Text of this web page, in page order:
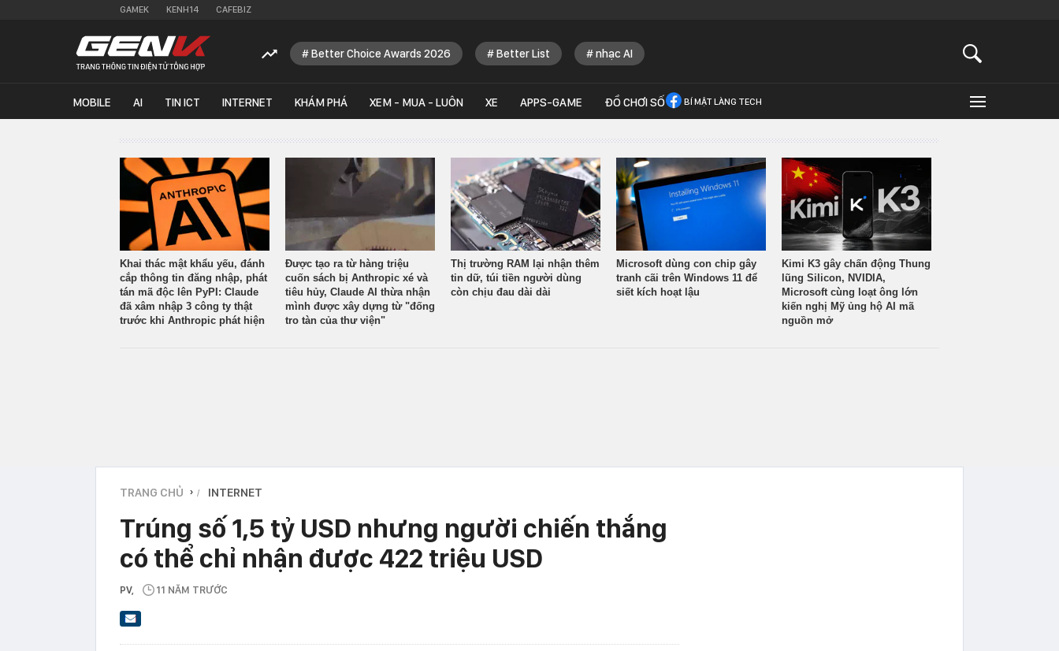
GAMEK KENH14 CAFEBIZ
Better Choice Awards 2026 Better List nhạc AI
MOBILE AI TIN ICT INTERNET KHÁM PHÁ XEM - MUA - LUÔN XE APPS-GAME ĐỒ CHƠI SỐ BÍ MẬT LÀNG TECH
Khai thác mật khẩu yếu, đánh
cắp thông tin đăng nhập, phát
tán mã độc lên PyPI: Claude
đã xâm nhập 3 công ty thật
trước khi Anthropic phát hiện
Được tạo ra từ hàng triệu
cuốn sách bị Anthropic xé và
tiêu hủy, Claude AI thừa nhận
mình được xây dựng từ "đống
tro tàn của thư viện"
Thị trường RAM lại nhận thêm
tin dữ, túi tiền người dùng
còn chịu đau dài dài
Microsoft dùng con chip gây
tranh cãi trên Windows 11 để
siết kích hoạt lậu
Kimi K3 gây chấn động Thung
lũng Silicon, NVIDIA,
Microsoft cùng loạt ông lớn
kiến nghị Mỹ ủng hộ AI mã
nguồn mở
TRANG CHỦ › INTERNET
Trúng số 1,5 tỷ USD nhưng người chiến thắng
có thể chỉ nhận được 422 triệu USD
PV, 11 NĂM TRƯỚC